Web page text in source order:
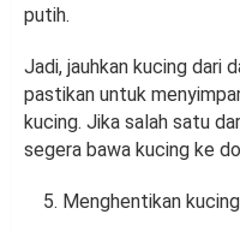
putih.
Jadi, jauhkan kucing dari
pastikan untuk
kucing. Jika salah satu
segera bawa kucing ke
Menghentikan